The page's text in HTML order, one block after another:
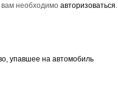
необходимо авторизоваться.
упавшее на автомобиль